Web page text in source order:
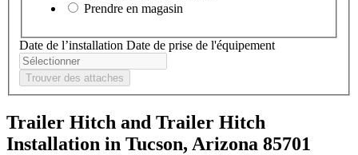
Prendre en magasin
Date de l’installation Date de prise de l'équipement
Trouver des attaches
Trailer Hitch and Trailer Hitch
Installation in Tucson, Arizona 85701